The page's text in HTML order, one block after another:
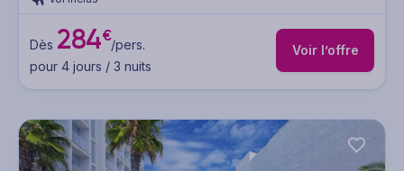
Dès 284€/pers.
pour 4 jours / 3 nuits
Voir l’offre